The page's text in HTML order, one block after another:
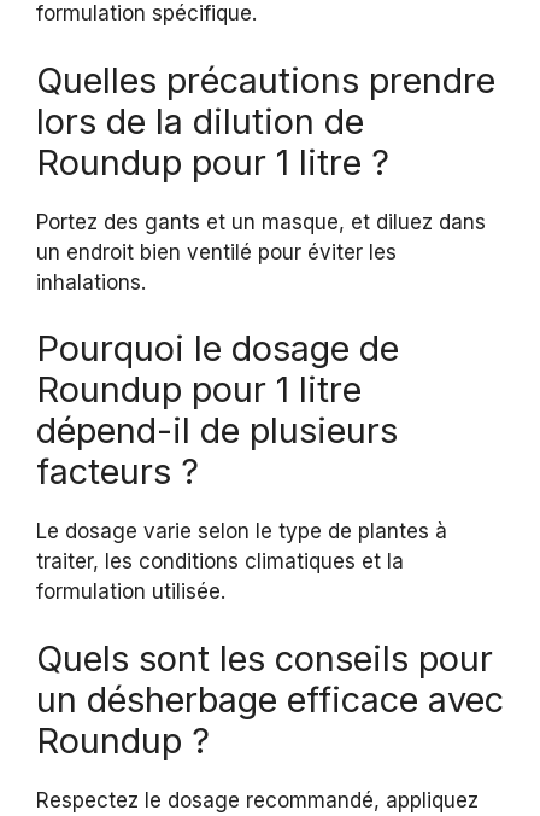
formulation spécifique.
Quelles précautions prendre
lors de la dilution de
Roundup pour 1 litre ?
Portez des gants et un masque, et diluez dans
un endroit bien ventilé pour éviter les
inhalations.
Pourquoi le dosage de
Roundup pour 1 litre
dépend-il de plusieurs
facteurs ?
Le dosage varie selon le type de plantes à
traiter, les conditions climatiques et la
formulation utilisée.
Quels sont les conseils pour
un désherbage efficace avec
Roundup ?
Respectez le dosage recommandé, appliquez